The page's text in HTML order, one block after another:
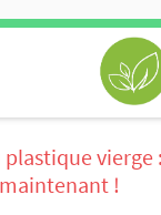
vierge
!